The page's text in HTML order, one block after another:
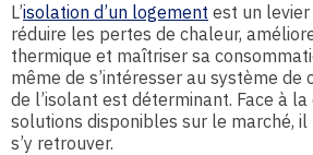
L’isolation d’un logement est un
réduire les pertes de chaleur,
thermique et maîtriser sa
même de s’intéresser au système de
de l’isolant est déterminant. Face à la
solutions disponibles sur le marché,
s’y retrouver.